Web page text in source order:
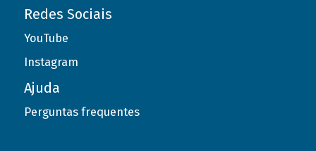
Redes Sociais
YouTube
Instagram
Ajuda
Perguntas frequentes